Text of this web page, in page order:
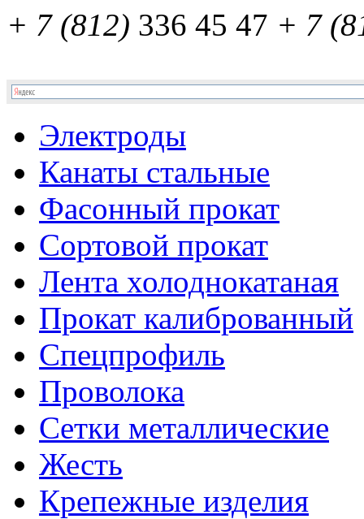
+ 7 (812) 336 45 47 + 7
Электроды
Канаты стальные
Фасонный прокат
Сортовой прокат
Лента холоднокатаная
Прокат калиброванный
Спецпрофиль
Проволока
Сетки металлические
Жесть
Крепежные изделия